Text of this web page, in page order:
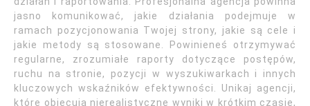
jasno komunikować, jakie działania podejmuje w
ramach pozycjonowania Twojej strony, jakie są cele i
jakie metody są stosowane. Powinieneś otrzymywać
regularne, zrozumiałe raporty dotyczące postępów,
ruchu na stronie, pozycji w wyszukiwarkach i innych
kluczowych wskaźników efektywności. Unikaj agencji,
które obiecują nierealistyczne wyniki w krótkim czasie,